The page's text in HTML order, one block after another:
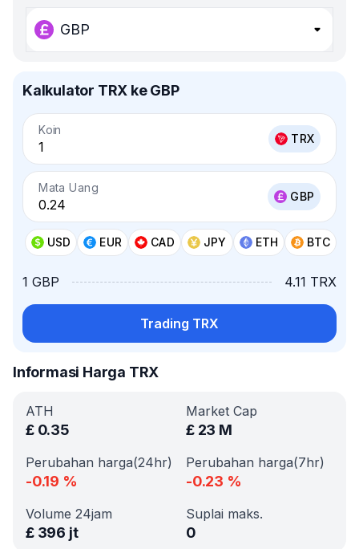
GBP
Kalkulator TRX ke GBP
Koin
TRX
Mata Uang
GBP
USD EUR CAD JPY ETH BTC
1 GBP 4.11 TRX
Trading TRX
Informasi Harga TRX
ATH
£ 0.35
Market Cap
£ 23 M
Perubahan harga(24hr)
-0.19 %
Perubahan harga(7hr)
-0.23 %
Volume 24jam
£ 396 jt
Suplai maks.
0